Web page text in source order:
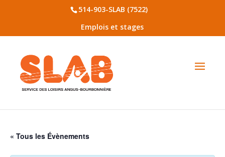
514-903-SLAB (7522)
Emplois et stages
« Tous les Évènements